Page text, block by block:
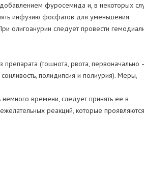
фуросемида и, в некоторых
инфузию фосфатов для уменьшения
олигоанурии следует провести
(тошнота, рвота, первоначально
полидипсия и полиурия). Меры,
времени, следует принять ее в
реакций, которые